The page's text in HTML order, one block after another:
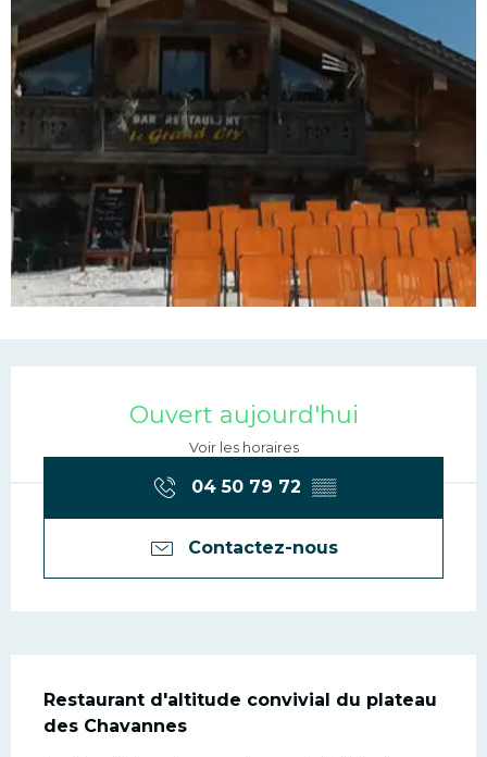
Ouverture et
Ouvert aujourd'hui
Voir les horaires
04 50 79 72 ▒▒
Contactez-nous
Description
Restaurant d'altitude convivial du plateau
des Chavannes